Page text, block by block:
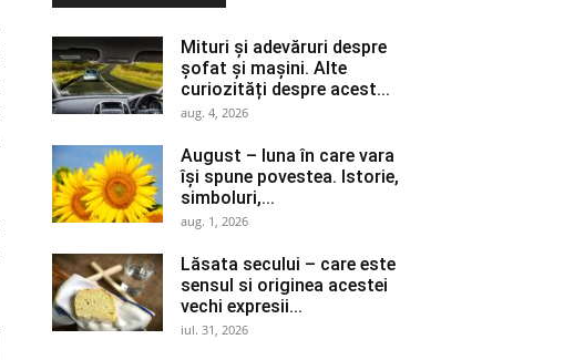
Mituri și adevăruri despre
șofat și mașini. Alte
curiozități despre acest...
aug. 4, 2026
August – luna în care vara
își spune povestea. Istorie,
simboluri,...
aug. 1, 2026
Lăsata secului – care este
sensul si originea acestei
vechi expresii...
iul. 31, 2026